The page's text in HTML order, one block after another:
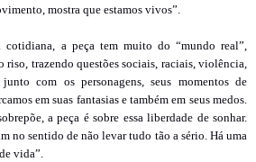
mostra que estamos vivos”.
cotidiana, a peça tem muito do “mundo real”,
riso, trazendo questões sociais, raciais, violência,
com os personagens, seus momentos de
em suas fantasias e também em seus medos.
a peça é sobre essa liberdade de sonhar.
no sentido de não levar tudo tão a sério. Há uma
vida”.